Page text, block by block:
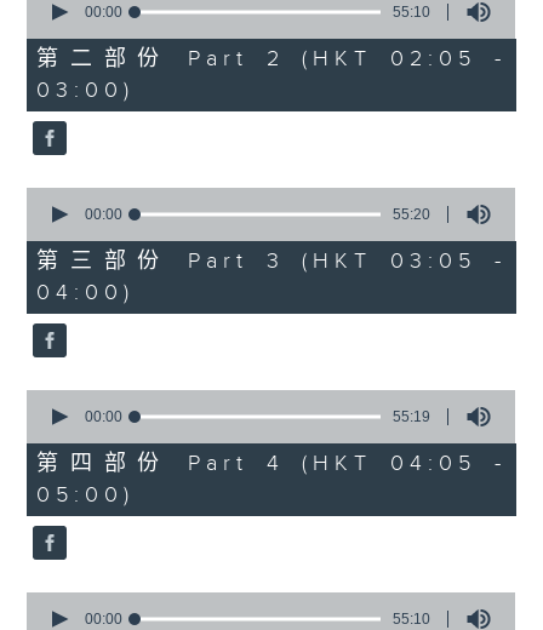
seconds
55
minutes,
10
seconds
00:00 55:10
第二部份 Part 2 (HKT 02:05 -
03:00)
seconds
55
minutes,
20
seconds
00:00 55:20
第三部份 Part 3 (HKT 03:05 -
04:00)
seconds
55
minutes,
19
seconds
00:00 55:19
第四部份 Part 4 (HKT 04:05 -
05:00)
seconds
00:00 55:10